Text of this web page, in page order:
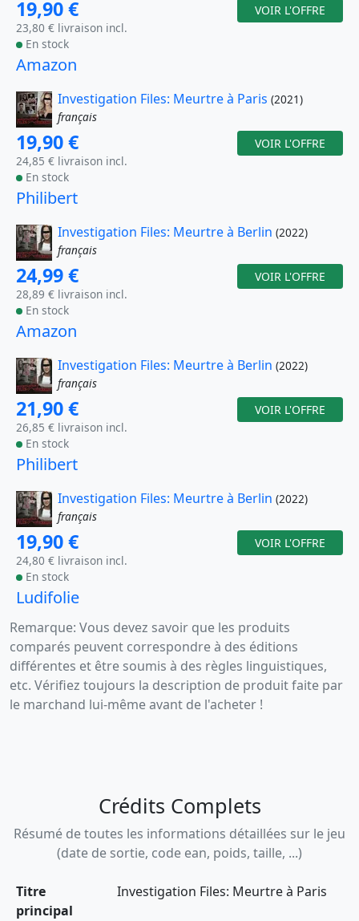
19,90 €
23,80 € livraison incl.
En stock
VOIR L'OFFRE
Amazon
Investigation Files: Meurtre à Paris (2021)
français
19,90 €
24,85 € livraison incl.
En stock
VOIR L'OFFRE
Philibert
Investigation Files: Meurtre à Berlin (2022)
français
24,99 €
28,89 € livraison incl.
En stock
VOIR L'OFFRE
Amazon
Investigation Files: Meurtre à Berlin (2022)
français
21,90 €
26,85 € livraison incl.
En stock
VOIR L'OFFRE
Philibert
Investigation Files: Meurtre à Berlin (2022)
français
19,90 €
24,80 € livraison incl.
En stock
VOIR L'OFFRE
Ludifolie
Remarque: Vous devez savoir que les produits
comparés peuvent correspondre à des éditions
différentes et être soumis à des règles linguistiques,
etc. Vérifiez toujours la description de produit faite par
le marchand lui-même avant de l'acheter !
Crédits Complets
Résumé de toutes les informations détaillées sur le jeu
(date de sortie, code ean, poids, taille, ...)
Titre
principal
Investigation Files: Meurtre à Paris